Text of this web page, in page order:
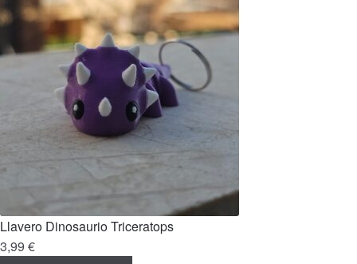
Llavero Dinosaurio Triceratops
3,99 €